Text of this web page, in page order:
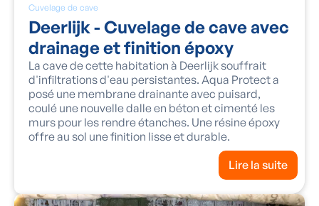
Cuvelage de cave
Deerlijk - Cuvelage de cave avec
drainage et finition époxy
La cave de cette habitation à Deerlijk souffrait
d'infiltrations d'eau persistantes. Aqua Protect a
posé une membrane drainante avec puisard,
coulé une nouvelle dalle en béton et cimenté les
murs pour les rendre étanches. Une résine époxy
offre au sol une finition lisse et durable.
Lire la suite